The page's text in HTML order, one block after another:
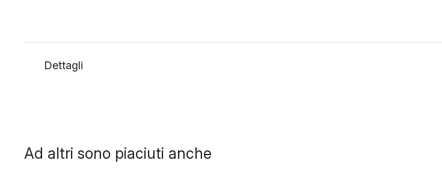
Dettagli
Ad altri sono piaciuti anche